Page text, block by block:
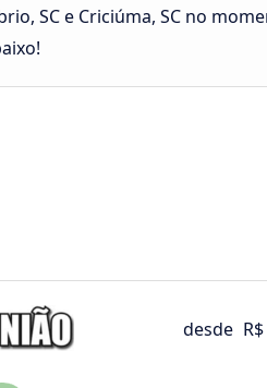
SC e Criciúma, SC no
desde